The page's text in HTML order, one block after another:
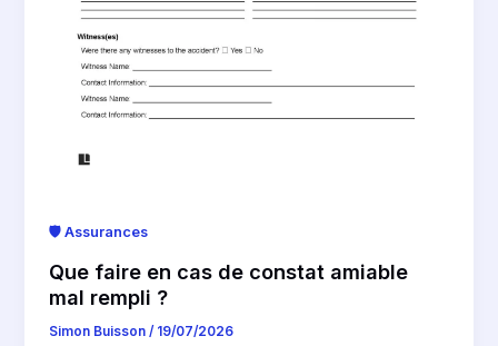
🛡️ Assurances
Que faire en cas de constat amiable
mal rempli ?
Simon Buisson/ 19/07/2026